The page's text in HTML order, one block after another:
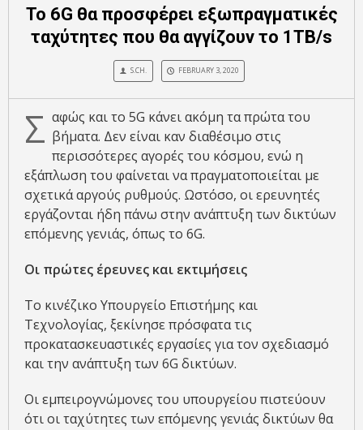
Το 6G θα προσφέρει εξωπραγματικές
ταχύτητες που θα αγγίζουν το 1TB/s
S.CH. FEBRUARY 3, 2020
Σ αφώς και το 5G κάνει ακόμη τα πρώτα του
βήματα. Δεν είναι καν διαθέσιμο στις
περισσότερες αγορές του κόσμου, ενώ η
εξάπλωση του φαίνεται να πραγματοποιείται με
σχετικά αργούς ρυθμούς. Ωστόσο, οι ερευνητές
εργάζονται ήδη πάνω στην ανάπτυξη των δικτύων
επόμενης γενιάς, όπως το 6G.
Οι πρώτες έρευνες και εκτιμήσεις
Το κινέζικο Υπουργείο Επιστήμης και
Τεχνολογίας, ξεκίνησε πρόσφατα τις
προκατασκευαστικές εργασίες για τον σχεδιασμό
και την ανάπτυξη των 6G δικτύων.
Οι εμπειρογνώμονες του υπουργείου πιστεύουν
ότι οι ταχύτητες των επόμενης γενιάς δικτύων θα